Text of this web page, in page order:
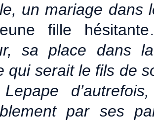
un mariage dans
fille
sa place dans
qui serait le fils de
par ses